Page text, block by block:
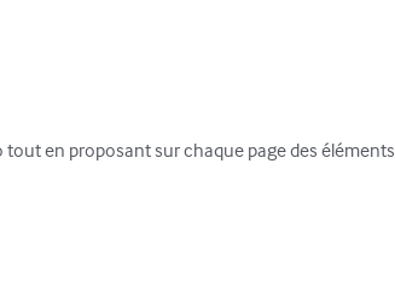
en proposant sur chaque page des éléments